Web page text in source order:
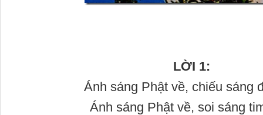
LỜI 1:
Ánh sáng Phật về, chiếu sáng
Ánh sáng Phật về, soi sáng